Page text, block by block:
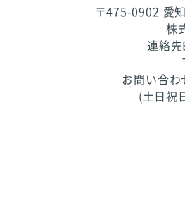
〒475-0902 愛
株
連絡先
お問い合
(土日祝